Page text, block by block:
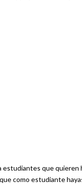
que
como estudiante